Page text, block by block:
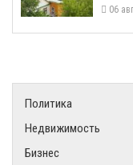
06
Политика
Недвижимость
Бизнес